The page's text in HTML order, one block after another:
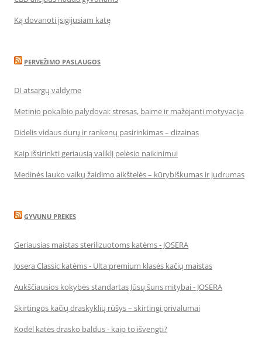
Ką dovanoti įsigijusiam katę
PERVEŽIMO PASLAUGOS
DI atsargų valdyme
Metinio pokalbio palydovai: stresas, baimė ir mažėjanti motyvacija
Didelis vidaus durų ir rankenų pasirinkimas – dizainas
Kaip išsirinkti geriausią valiklį pelėsio naikinimui
Medinės lauko vaikų žaidimo aikštelės – kūrybiškumas ir judrumas
GYVUNU PREKES
Geriausias maistas sterilizuotoms katėms - JOSERA
Josera Classic katėms - Ulta premium klasės kačių maistas
Aukščiausios kokybės standartas Jūsų šuns mitybai - JOSERA
Skirtingos kačių draskyklių rūšys – skirtingi privalumai
Kodėl katės drasko baldus - kaip to išvengti?